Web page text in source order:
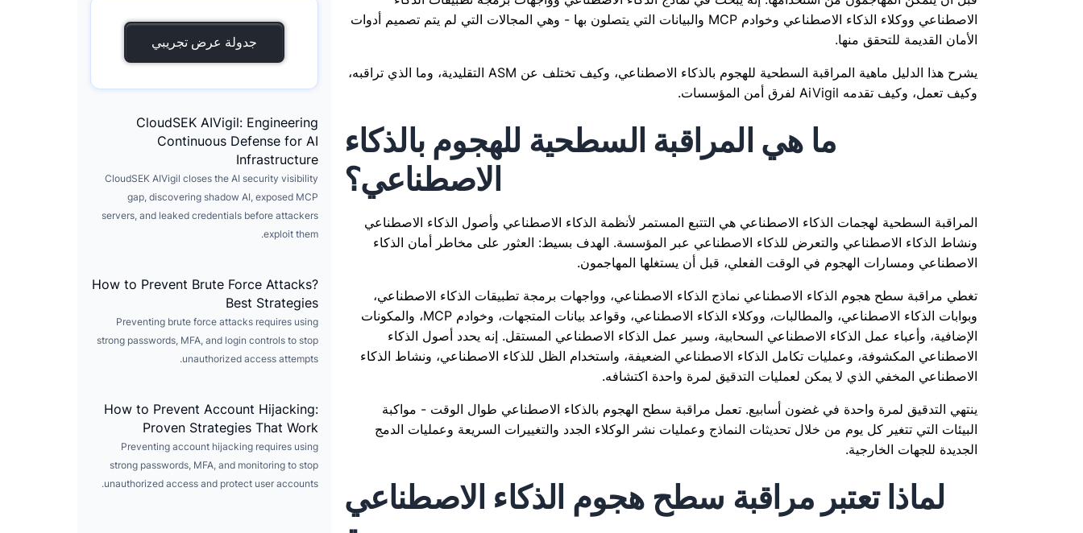
الاصطناعي ووكلاء الذكاء الاصطناعي وخوادم MCP والبيانات التي يتصلون بها - وهي المجالات التي لم يتم تصميم أدوات
الأمان القديمة للتحقق منها.
يشرح هذا الدليل ماهية المراقبة السطحية للهجوم بالذكاء الاصطناعي، وكيف تختلف عن ASM التقليدية، وما الذي تراقبه،
وكيف تعمل، وكيف تقدمه AiVigil لفرق أمن المؤسسات.
ما هي المراقبة السطحية للهجوم بالذكاء
الاصطناعي؟
المراقبة السطحية لهجمات الذكاء الاصطناعي هي التتبع المستمر لأنظمة الذكاء الاصطناعي وأصول الذكاء الاصطناعي
ونشاط الذكاء الاصطناعي والتعرض للذكاء الاصطناعي عبر المؤسسة. الهدف بسيط: العثور على مخاطر أمان الذكاء
الاصطناعي ومسارات الهجوم في الوقت الفعلي، قبل أن يستغلها المهاجمون.
تغطي مراقبة سطح هجوم الذكاء الاصطناعي نماذج الذكاء الاصطناعي، وواجهات برمجة تطبيقات الذكاء الاصطناعي،
وبوابات الذكاء الاصطناعي، والمطالبات، ووكلاء الذكاء الاصطناعي، وقواعد بيانات المتجهات، وخوادم MCP، والمكونات
الإضافية، وأعباء عمل الذكاء الاصطناعي السحابية، وسير عمل الذكاء الاصطناعي المستقل. إنه يحدد أصول الذكاء
الاصطناعي المكشوفة، وعمليات تكامل الذكاء الاصطناعي الضعيفة، واستخدام الظل للذكاء الاصطناعي، ونشاط الذكاء
الاصطناعي المخفي الذي لا يمكن لعمليات التدقيق لمرة واحدة اكتشافه.
ينتهي التدقيق لمرة واحدة في غضون أسابيع. تعمل مراقبة سطح الهجوم بالذكاء الاصطناعي طوال الوقت - مواكبة
البيئات التي تتغير كل يوم من خلال تحديثات النماذج وعمليات نشر الوكلاء الجدد والتغييرات السريعة وعمليات الدمج
الجديدة للجهات الخارجية.
لماذا تعتبر مراقبة سطح هجوم الذكاء الاصطناعي
جدولة عرض تجريبي
CloudSEK AIVigil: Engineering
Continuous Defense for AI
Infrastructure
CloudSEK AIVigil closes the AI security visibility
gap, discovering shadow AI, exposed MCP
servers, and leaked credentials before attackers
exploit them.
How to Prevent Brute Force Attacks?
Best Strategies
Preventing brute force attacks requires using
strong passwords, MFA, and login controls to stop
unauthorized access attempts.
How to Prevent Account Hijacking:
Proven Strategies That Work
Preventing account hijacking requires using
strong passwords, MFA, and monitoring to stop
unauthorized access and protect user accounts.